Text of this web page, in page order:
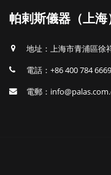
帕剌斯儀器（上海
地址：上海市青浦區徐
電話：+86 400 784
電郵：